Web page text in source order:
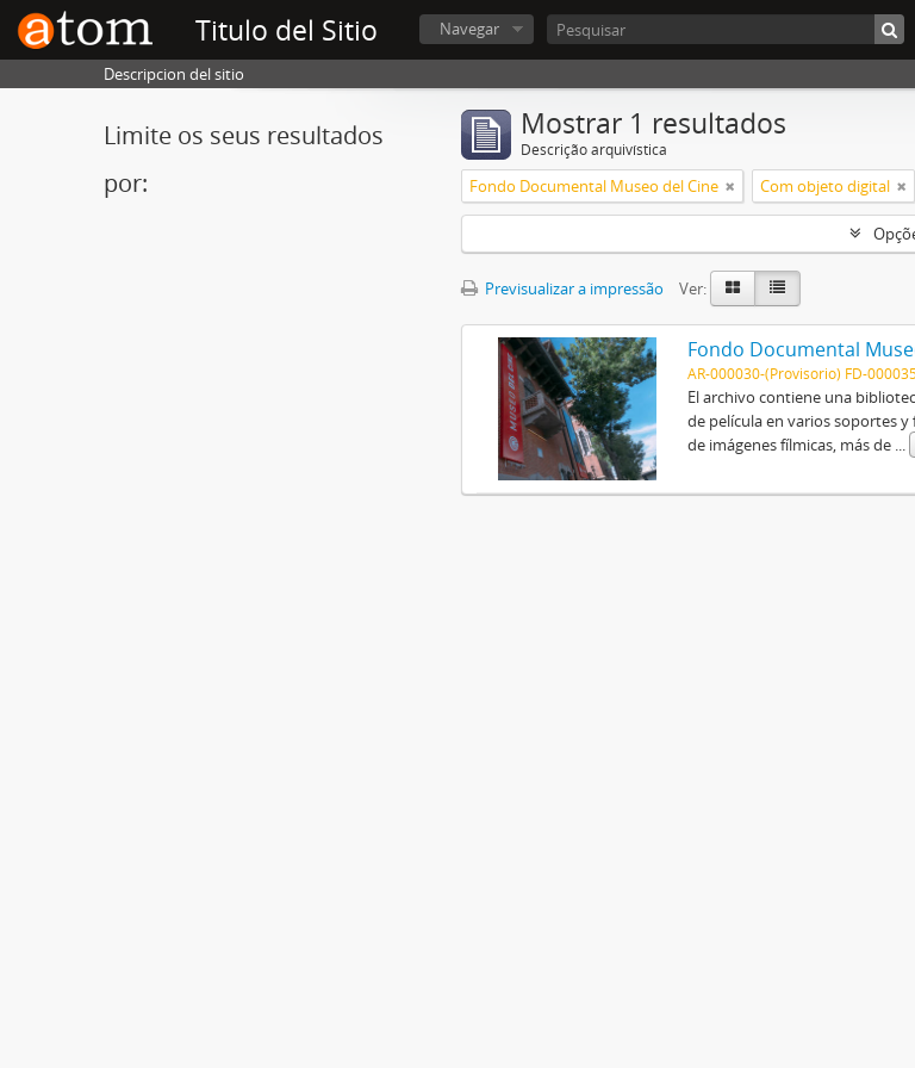
Titulo del Sitio Navegar
Descripcion del sitio
Limite os seus resultados
por:
Mostrar 1 resultados
Descrição arquivística
Fondo Documental Museo del Cine Com objeto digital
Previsualizar a impressão Ver:
Fondo Documental
AR-000030-(Provisorio) FD-
El archivo contiene una
de película en varios soportes
de imágenes fílmicas, más de ...